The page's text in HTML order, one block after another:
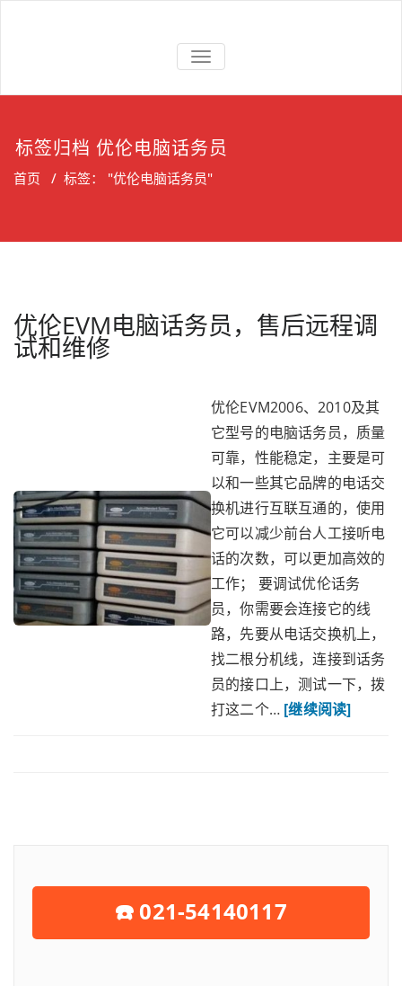
上海维修电话
上海维修松下、国威、NEC、迅
切
换
标签归档 优伦电脑话务员
首页 / 标签： "优伦电脑话务员"
优伦EVM电脑话务员，售后远程调
试和维修
优伦EVM2006、2010及其
它型号的电脑话务员，质量
可靠，性能稳定，主要是可
以和一些其它品牌的电话交
换机进行互联互通的，使用
它可以减少前台人工接听电
话的次数，可以更加高效的
工作； 要调试优伦话务
员，你需要会连接它的线
路，先要从电话交换机上，
找二根分机线，连接到话务
员的接口上，测试一下，拨
打这二个… [继续阅读]
☎️ 021-54140117